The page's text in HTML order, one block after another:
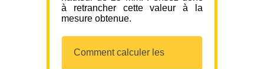
à retrancher cette valeur à la
mesure obtenue.
Comment calculer les